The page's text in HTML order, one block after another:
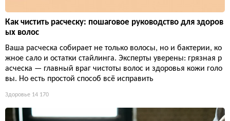
Как чистить расческу: пошаговое руководство для здоров
ых волос
Ваша расческа собирает не только волосы, но и бактерии, ко
жное сало и остатки стайлинга. Эксперты уверены: грязная р
асческа — главный враг чистоты волос и здоровья кожи голо
вы. Но есть простой способ всё исправить
Здоровье 14 170